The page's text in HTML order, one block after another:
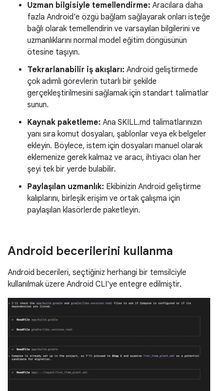
Uzman bilgisiyle temellendirme: Aracılara daha
fazla Android'e özgü bağlam sağlayarak onları isteğe
bağlı olarak temellendirin ve varsayılan bilgilerini ve
uzmanlıklarını normal model eğitim döngüsünün
ötesine taşıyın.
Tekrarlanabilir iş akışları: Android geliştirmede
çok adımlı görevlerin tutarlı bir şekilde
gerçekleştirilmesini sağlamak için standart talimatlar
sunun.
Kaynak paketleme: Ana SKILL.md talimatlarınızın
yanı sıra komut dosyaları, şablonlar veya ek belgeler
ekleyin. Böylece, istem için dosyaları manuel olarak
eklemenize gerek kalmaz ve aracı, ihtiyacı olan her
şeyi tek bir yerde bulabilir.
Paylaşılan uzmanlık: Ekibinizin Android geliştirme
kalıplarını, birleşik erişim ve ortak çalışma için
paylaşılan klasörlerde paketleyin.
Android becerilerini kullanma
Android becerileri, seçtiğiniz herhangi bir temsilciyle
kullanılmak üzere Android CLI'ye entegre edilmiştir.